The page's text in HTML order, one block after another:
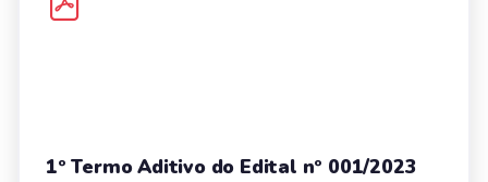
1º Termo Aditivo do Edital nº 001/2023